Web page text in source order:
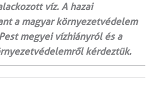
víz. A hazai
a magyar környezetvédelem
megyei vízhiányról és a
kérdeztük.